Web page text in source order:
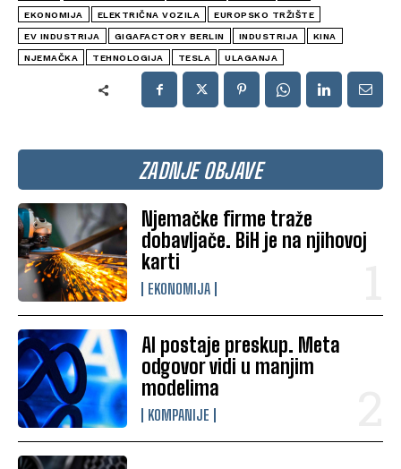
ZADNJE OBJAVE
Njemačke firme traže
dobavljače. BiH je na njihovoj
karti
EKONOMIJA
AI postaje preskup. Meta
odgovor vidi u manjim
modelima
KOMPANIJE
EKONOMIJA ELEKTRIČNA VOZILA EUROPSKO TRŽIŠTE
EV INDUSTRIJA GIGAFACTORY BERLIN INDUSTRIJA KINA
NJEMAČKA TEHNOLOGIJA TESLA ULAGANJA